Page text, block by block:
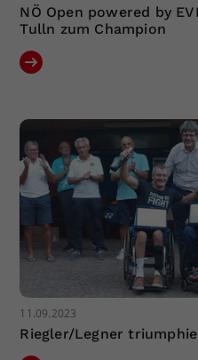
NÖ Open powered by
Tulln zum Champion
11.09.2023
Riegler/Legner